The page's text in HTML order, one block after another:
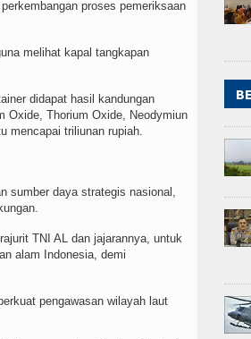
proses pemeriksaan
melihat kapal tangkapan
didapat hasil kandungan
Oxide, Thorium Oxide, Neodymiun
mencapai triliunan rupiah.
sumber daya strategis nasional,
TNI AL dan jajarannya, untuk
alam Indonesia, demi
pengawasan wilayah laut